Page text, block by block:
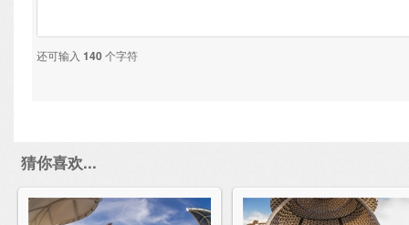
还可输入 140个字符
猜你喜欢...